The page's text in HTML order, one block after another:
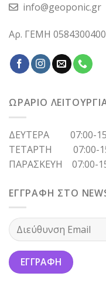
info@geoponic.gr
Αρ. ΓΕΜΗ
ΩΡΑΡΙΟ
ΔΕΥΤΕΡΑ 07:00-
ΤΕΤΑΡΤΗ 07:00-
ΠΑΡΑΣΚΕΥΗ 07:00-
ΕΓΓΡΑΦΗ ΣΤΟ